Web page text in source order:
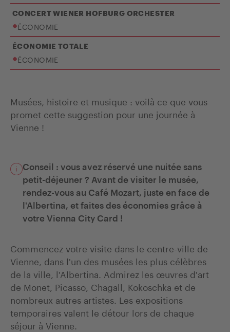
CONCERT WIENER HOFBURG ORCHESTER
ÉCONOMIE
ÉCONOMIE TOTALE
ÉCONOMIE
Musées, histoire et musique : voilà ce que vous
promet cette suggestion pour une journée à
Vienne !
Conseil : vous avez réservé une nuitée sans
petit-déjeuner ? Avant de visiter le musée,
rendez-vous au Café Mozart, juste en face de
l'Albertina, et faites des économies grâce à
votre Vienna City Card !
Commencez votre visite dans le centre-ville de
Vienne, dans l'un des musées les plus célèbres
de la ville, l'Albertina. Admirez les œuvres d'art
de Monet, Picasso, Chagall, Kokoschka et de
nombreux autres artistes. Les expositions
temporaires valent le détour lors de chaque
séjour à Vienne.